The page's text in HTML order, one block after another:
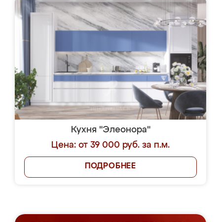
Кухня "Элеонора"
Цена: от 39 000 руб. за п.м.
ПОДРОБНЕЕ